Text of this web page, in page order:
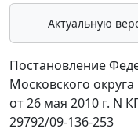
Актуальную
Постановление
Московского округа
от 26 мая 2010 г. N
29792/09-136-253